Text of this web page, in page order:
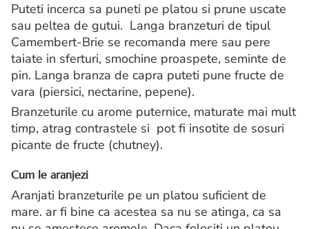
Puteti incerca sa puneti pe platou si prune uscate
sau peltea de gutui. Langa branzeturi de tipul
Camembert-Brie se recomanda mere sau pere
taiate in sferturi, smochine proaspete, seminte de
pin. Langa branza de capra puteti pune fructe de
vara (piersici, nectarine, pepene).
Branzeturile cu arome puternice, maturate mai mult
timp, atrag contrastele si pot fi insotite de sosuri
picante de fructe (chutney).
Cum le aranjezi
Aranjati branzeturile pe un platou suficient de
mare. ar fi bine ca acestea sa nu se atinga, ca sa